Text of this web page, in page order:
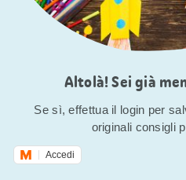
Altolà! Sei già
Se sì, effettua il login per
originali consigli
Accedi